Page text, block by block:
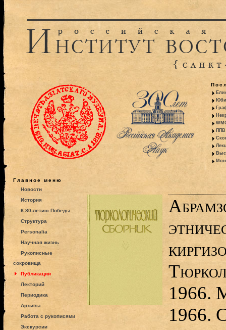
ППВ
Главное меню
Новости
История
К 80-летию Победы
Структура
Personalia
Научная жизнь
Рукописные
сокровища
Публикации
Лекторий
Периодика
Архивы
Работа с рукописями
Экскурсии
1966.
1966.